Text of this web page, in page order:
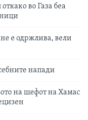
во Газа беа
е одржлива, вели
напади
на шефот на Хамас